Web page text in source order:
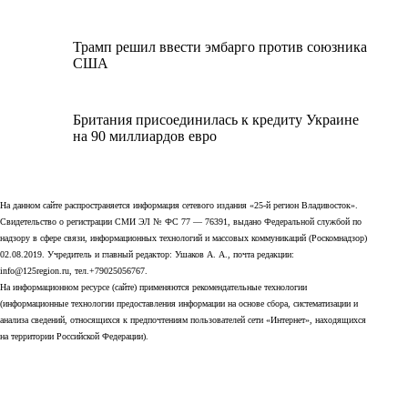
Трамп решил ввести эмбарго против союзника
США
Британия присоединилась к кредиту Украине
на 90 миллиардов евро
На данном сайте распространяется информация сетевого издания «25-й регион Владивосток».
Свидетельство о регистрации СМИ ЭЛ № ФС 77 — 76391, выдано Федеральной службой по
надзору в сфере связи, информационных технологий и массовых коммуникаций (Роскомнадзор)
02.08.2019. Учредитель и главный редактор: Ушаков А. А., почта редакции:
info@125region.ru, тел.+79025056767.
На информационном ресурсе (сайте) применяются рекомендательные технологии
(информационные технологии предоставления информации на основе сбора, систематизации и
анализа сведений, относящихся к предпочтениям пользователей сети «Интернет», находящихся
на территории Российской Федерации).